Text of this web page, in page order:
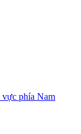
phía Nam